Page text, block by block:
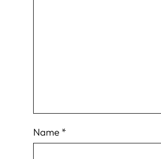
Name *